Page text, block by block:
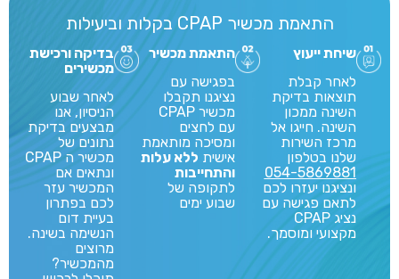
התאמת מכשיר CPAP בקלות וביעילות
שיחת ייעוץ
לאחר קבלת
תוצאות בדיקת
השינה ממכון
השינה. חייגו אל
מרכז השירות
שלנו בטלפון
054-5869881
ונציגנו יעזרו לכם
לתאם פגישה עם
נציג CPAP
מקצועי ומוסמך.
התאמת מכשיר
בפגישה עם
נציגנו תקבלו
מכשיר CPAP
עם לחצים
ומסיכה מותאמת
אישיתללא עלות
והתחייבות
לתקופה של
שבוע ימים
בדיקה ורכישת
מכשירים
לאחר שבוע
הניסיון, אנו
מבצעים בדיקת
נתונים של
מכשיר ה CPAP
ונתאים אם
המכשיר עזר
לכם בפתרון
בעיית דום
הנשימה בשינה.
מרוצים
מהמכשיר?